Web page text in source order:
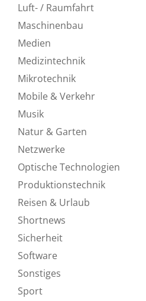
Luft- / Raumfahrt
Maschinenbau
Medien
Medizintechnik
Mikrotechnik
Mobile & Verkehr
Musik
Natur & Garten
Netzwerke
Optische Technologien
Produktionstechnik
Reisen & Urlaub
Shortnews
Sicherheit
Software
Sonstiges
Sport